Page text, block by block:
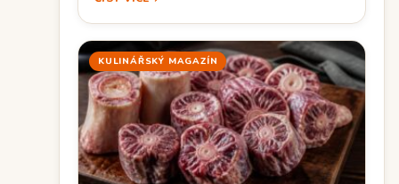
KULINÁŘSKÝ MAGAZÍN